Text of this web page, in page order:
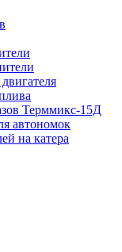
Терммикс-15Д
автономок
на катера